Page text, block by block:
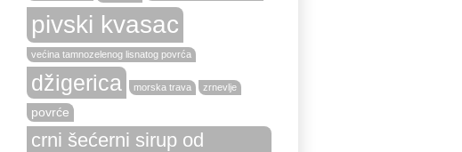
pivski kvasac
većina tamnozelenog lisnatog povrća
džigerica morska trava zrnevlje
povrće
crni šećerni sirup od